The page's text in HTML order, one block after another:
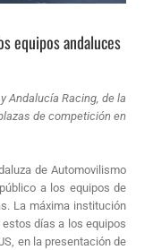
equipos andaluces
Andalucía Racing, de la
de competición en
de Automovilismo
a los equipos de
La máxima institución
días a los equipos
en la presentación de